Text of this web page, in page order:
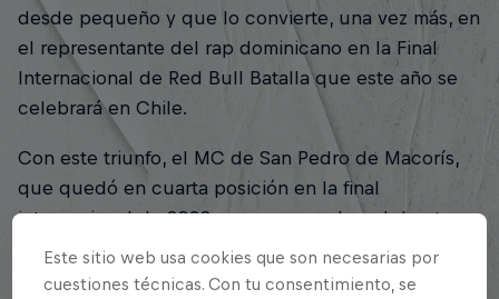
desde pequeño y que lo convierte, una vez más, en
el representante del rap dominicano en la Final
Internacional de Red Bull Batalla que este año se
celebrará en Chile.
Con este triunfo, el MC de San Pedro de Macorís,
que quedó en cuarta posición en la final
internacional de 2020, suma su nombre al de otros
bicampeones como Arkano, Chuty, Aczino, Jota,
Dtoke, El B, Jony Beltrán, Valles-T, Pepe Grillo y SNK.
Este sitio web usa cookies que son necesarias por
cuestiones técnicas. Con tu consentimiento, se